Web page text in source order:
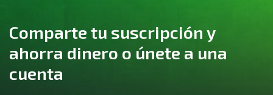
Comparte tu suscripción y
ahorra dinero o únete a una
cuenta